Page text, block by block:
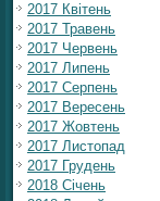
2017 Квітень
2017 Травень
2017 Червень
2017 Липень
2017 Серпень
2017 Вересень
2017 Жовтень
2017 Листопад
2017 Грудень
2018 Січень